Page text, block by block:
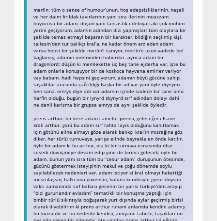
merlin: tüm o sense of humour’unun, hoş edepsizliklerinin, neşeli
ve her daim fırıldak tavırlarının yanı sıra ilerinin muazzam
büyücüsü bir adam. düşün yani fantastik edebiyattaki çok mühim
yerini geçiyorum, adamın adından dizi yapmışlar; tüm olaylara bir
şekilde temas etmeyi başaran bir karakter, bildiğin seçilmiş kişi.
taliesin’den tut balıkçı kral’a, ne kadar önem arz eden adam
varsa hepsi bir şekilde merlin’i tanıyor, merlin’e uzun vadede bel
bağlamış, adamın öneminden haberdar. ayrıca adam bir
dragonlord; düşün ki memlekette üç beş tane ejderha var, işte bu
adam onlarla konuşuyor bir de koskoca hayvana emirler veriyor
vay babam. hadi hepsini geçiyorum, adamın büyü gücüne sahip
taşaklılar arasında çağrıldığı başka bir ad var yani öyle diyeyim
ben sana, emrys diye adı var adamın içinde sadece bir tane ünlü
harfin olduğu. bugün bir lynyrd skynyrd sırf adından dolayı dahi
ne denli karizma bir grupsa emrys de aynı şekilde öyledir.
prens arthur: bir kere adam camelot prensi, geleceğin efsane
kralı arthur. yani bu adam sırf tahta layık olduğunu kanıtlamak
için götünü eline almayı göze alarak balıkçı kral’ın mızrağına göz
diker, her türlü turnuvaya, yarışa elinde bayrakla en önde katılır.
öyle bir adam ki bu arthur, ola ki bir turnuva esnasında ölse
cesedi dövüşmeye devam edip yine de birinci gelecek; öyle bir
adam. bunun yanı sıra tüm bu “cesur adam” duruşunun ötesinde,
gücünü göstermek isteyişinin makul ve çoğu dönemde soylu
sayılabilecek nedenleri var. adam istiyor ki kral olmayı hakettiği
meşrulaşsın, halkı ona güvensin, babası kendisiyle gurur duysun.
vakti zamanında sırf babası gecenin bir yarısı türkiye'den arayıp
“bizi gururlandır evladım” tematikli bir konuşma yaptığı için
binbir türlü sıkıntıyla boğuşarak yurt dışında aylar geçirmiş birisi
olarak diyebilirim ki prens arthur ruhani anlamda kendini adamış
bir kimsedir ve bu nedenle kendisi, amiyane tabirle, taşakları on